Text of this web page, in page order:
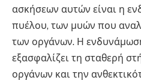
ασκήσεων αυτών είναι η
πυέλου, των μυών που
των οργάνων. Η
εξασφαλίζει τη σταθερή
οργάνων και την